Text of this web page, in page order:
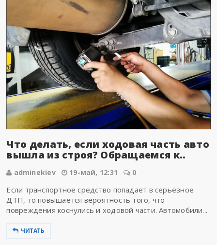
Что делать, если ходовая часть авто
вышла из строя? Обращаемся к..
adminekiev 19-май, 12:31 0
Если транспортное средство попадает в серьёзное
ДТП, то повышается вероятность того, что
повреждения коснулись и ходовой части. Автомобили...
ЧИТАТЬ